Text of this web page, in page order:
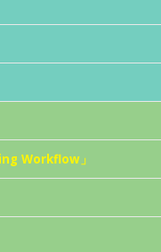
Workflow」